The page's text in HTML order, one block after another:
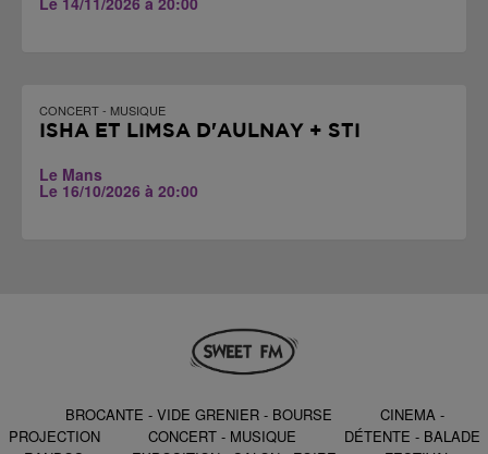
CONCERT - MUSIQUE
ISHA ET LIMSA D'AULNAY + STI
Le Mans
Le 16/10/2026 à 20:00
BROCANTE - VIDE GRENIER - BOURSE
CINEMA -
PROJECTION
CONCERT - MUSIQUE
DÉTENTE - BALADE